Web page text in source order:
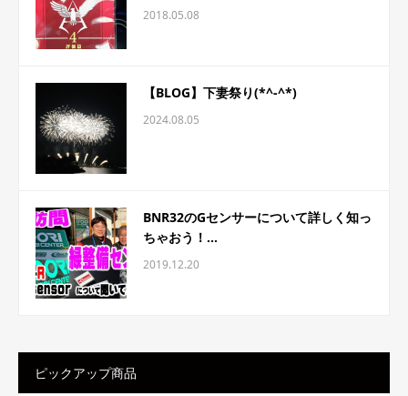
2018.05.08
【BLOG】下妻祭り(*^-^*)
2024.08.05
BNR32のGセンサーについて詳しく知っ
ちゃおう！...
2019.12.20
ピックアップ商品